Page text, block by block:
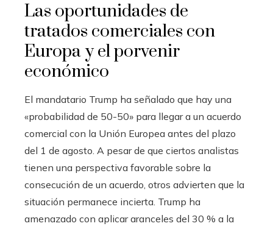
Las oportunidades de
tratados comerciales con
Europa y el porvenir
económico
El mandatario Trump ha señalado que hay una
«probabilidad de 50-50» para llegar a un acuerdo
comercial con la Unión Europea antes del plazo
del 1 de agosto. A pesar de que ciertos analistas
tienen una perspectiva favorable sobre la
consecución de un acuerdo, otros advierten que la
situación permanece incierta. Trump ha
amenazado con aplicar aranceles del 30 % a la